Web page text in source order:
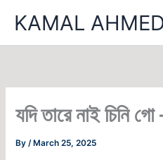
KAMAL
যদি তারে নাই চিনি
By/ March 25, 2025